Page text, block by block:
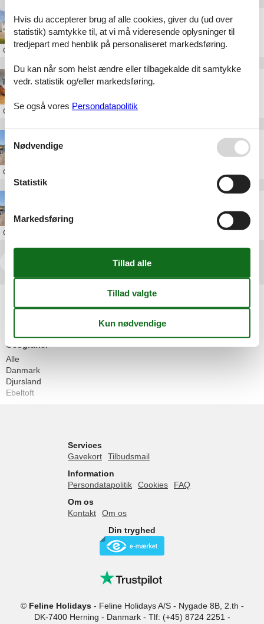
feriebolig ebeltoft strand
Om Ebeltoft
sommerhus ebeltoft 15 personer
OmEbeltoft
Om
Om
4 5
Alle
Geografier
Alle
Danmark
Djursland
Ebeltoft
Services
Gavekort
Tilbudsmail
Information
Persondatapolitik
Cookies
FAQ
Om os
Kontakt
Om os
Din tryghed
© Feline Holidays- Feline Holidays A/S- Nygade 8B, 2.th -
DK-7400 Herning - Danmark - Tlf: (+45) 8724 2251 -
Hvis du accepterer brug af alle cookies, giver du (ud over
statistik) samtykke til, at vi må videresende oplysninger til
tredjepart med henblik på personaliseret markedsføring.
Du kan når som helst ændre eller tilbagekalde dit samtykke
vedr. statistik og/eller markedsføring.
Se også vores Persondatapolitik
Nødvendige
Statistik
Markedsføring